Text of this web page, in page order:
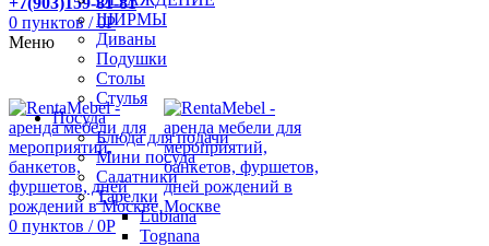
0 пунктов / 0Р
Меню
0 пунктов / 0Р
ШИРМЫ
Диваны
Подушки
Столы
Стулья
Посуда
Блюда для подачи
Мини посуда
Салатники
Тарелки
Lubiana
Tognana